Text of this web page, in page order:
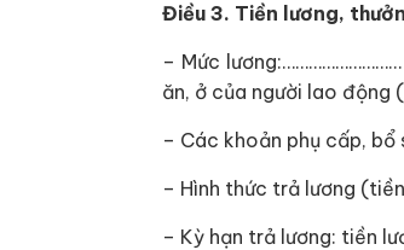
Điều 3. Tiền lương,
– Mức
ăn, ở của người lao
– Các khoản phụ cấp,
– Hình thức trả lương
– Kỳ hạn trả lương: tiền